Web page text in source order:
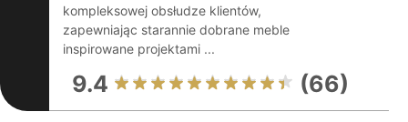
kompleksowej obsłudze klientów,
zapewniając starannie dobrane meble
inspirowane projektami ...
9.4 (66)